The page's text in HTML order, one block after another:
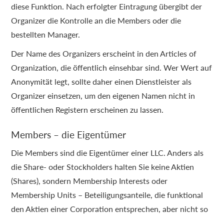
diese Funktion. Nach erfolgter Eintragung übergibt der
Organizer die Kontrolle an die Members oder die
bestellten Manager.
Der Name des Organizers erscheint in den Articles of
Organization, die öffentlich einsehbar sind. Wer Wert auf
Anonymität legt, sollte daher einen Dienstleister als
Organizer einsetzen, um den eigenen Namen nicht in
öffentlichen Registern erscheinen zu lassen.
Members – die Eigentümer
Die Members sind die Eigentümer einer LLC. Anders als
die Share- oder Stockholders halten Sie keine Aktien
(Shares), sondern Membership Interests oder
Membership Units – Beteiligungsanteile, die funktional
den Aktien einer Corporation entsprechen, aber nicht so